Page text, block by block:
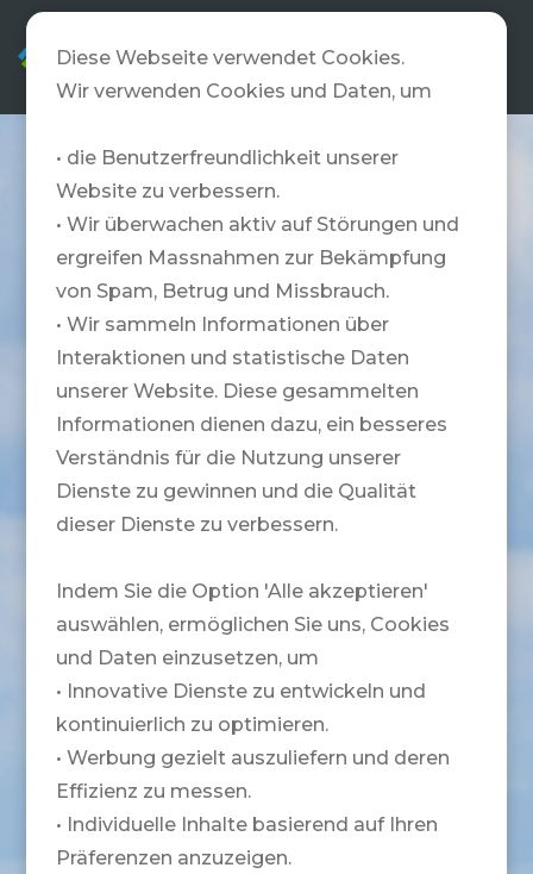
DE
Diese Webseite verwendet Cookies.
Wir verwenden Cookies und Daten, um
• die Benutzerfreundlichkeit unserer
Website zu verbessern.
• Wir überwachen aktiv auf Störungen und
ergreifen Massnahmen zur Bekämpfung
von Spam, Betrug und Missbrauch.
• Wir sammeln Informationen über
Interaktionen und statistische Daten
unserer Website. Diese gesammelten
Informationen dienen dazu, ein besseres
Verständnis für die Nutzung unserer
Dienste zu gewinnen und die Qualität
dieser Dienste zu verbessern.
Indem Sie die Option 'Alle akzeptieren'
auswählen, ermöglichen Sie uns, Cookies
und Daten einzusetzen, um
• Innovative Dienste zu entwickeln und
kontinuierlich zu optimieren.
• Werbung gezielt auszuliefern und deren
Effizienz zu messen.
• Individuelle Inhalte basierend auf Ihren
Präferenzen anzuzeigen.